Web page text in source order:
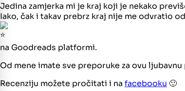
Jedina zamjerka mi je kraj koji je nekako
Iako, čak i takav prebrz kraj nije me odvratio
na Goodreads platformi.
Od mene imate sve preporuke za ovu
Recenziju možete pročitati i na facebooku 🙂